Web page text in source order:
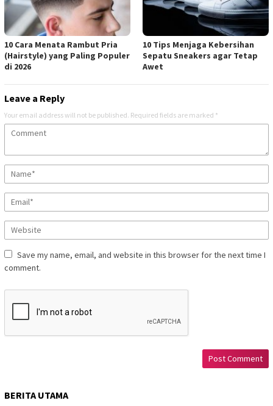
10 Cara Menata Rambut Pria
(Hairstyle) yang Paling Populer
di 2026
10 Tips Menjaga Kebersihan
Sepatu Sneakers agar Tetap
Awet
Leave a Reply
Your email address will not be published. Required fields are marked *
Save my name, email, and website in this browser for the next time I
comment.
BERITA UTAMA